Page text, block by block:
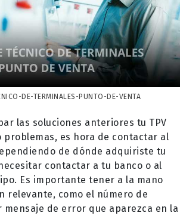
DE-TERMINALES-PUNTO-DE-VENTA
las soluciones anteriores tu TPV
problemas, es hora de contactar al
de dónde adquiriste tu
contactar a tu banco o al
Es importante tener a la mano
relevante, como el número de
mensaje de error que aparezca en la